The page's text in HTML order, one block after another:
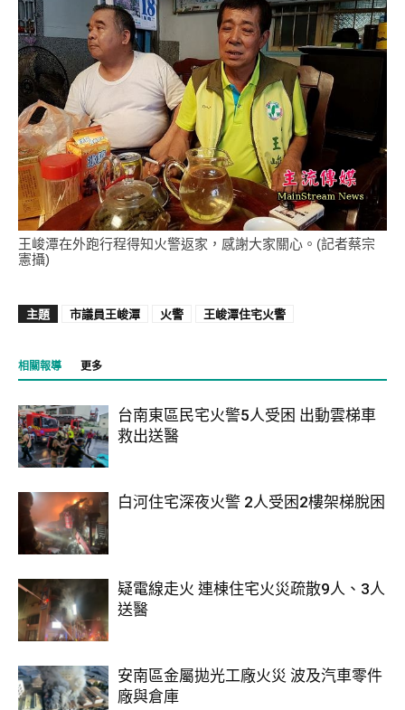
王峻潭在外跑行程得知火警返家，感謝大家關心。(記者蔡宗
憲攝)
主題 市議員王峻潭 火警 王峻潭住宅火警
相關報導 更多
台南東區民宅火警5人受困 出動雲梯車
救出送醫
白河住宅深夜火警 2人受困2樓架梯脫困
疑電線走火 連棟住宅火災疏散9人、3人
送醫
安南區金屬拋光工廠火災 波及汽車零件
廠與倉庫